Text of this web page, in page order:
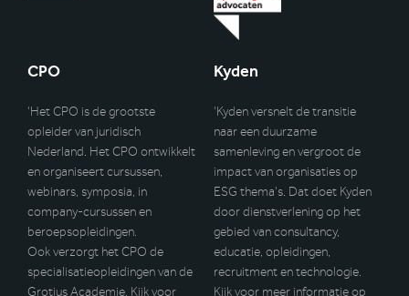
CPO
‘Het CPO is de grootste
opleider van juridisch
Nederland. Het CPO ontwikkelt
en organiseert cursussen,
webinars, symposia, in
company-cursussen en
beroepsopleidingen.
Ook verzorgt het CPO de
specialisatieopleidingen van de
Grotius Academie. Kijk voor
Kyden
‘Kyden versnelt de transitie
naar een duurzame
samenleving en vergroot de
impact van organisaties op
ESG thema’s. Dat doet Kyden
door dienstverlening op het
gebied van consultancy,
educatie, opleidingen,
recruitment en technologie.
Kijk voor meer informatie op